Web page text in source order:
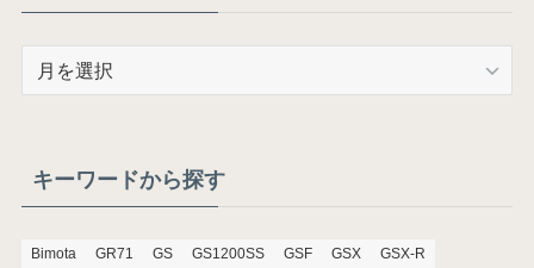
ブキーワードから探す
Bimota GR71 GS GS1200SS GSF GSX
GSX-R